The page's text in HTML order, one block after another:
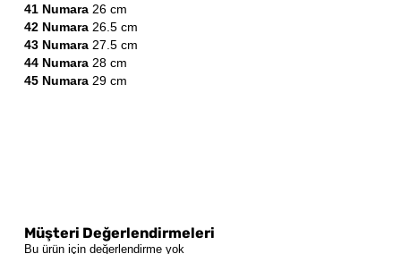
41 Numara26 cm
42 Numara26.5 cm
43 Numara27.5 cm
44 Numara28 cm
45 Numara29 cm
Müşteri Değerlendirmeleri
Bu ürün için değerlendirme yok